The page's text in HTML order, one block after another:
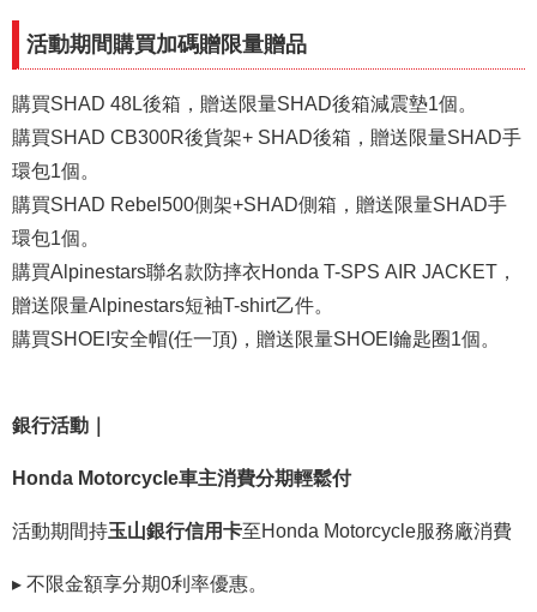
活動期間購買加碼贈限量贈品
購買SHAD 48L後箱，贈送限量SHAD後箱減震墊1個。
購買SHAD CB300R後貨架+ SHAD後箱，贈送限量SHAD手
環包1個。
購買SHAD Rebel500側架+SHAD側箱，贈送限量SHAD手
環包1個。
購買Alpinestars聯名款防摔衣Honda T-SPS AIR JACKET，
贈送限量Alpinestars短袖T-shirt乙件。
購買SHOEI安全帽(任一頂)，贈送限量SHOEI鑰匙圈1個。
銀行活動｜
Honda Motorcycle車主消費分期輕鬆付
活動期間持玉山銀行信用卡至Honda Motorcycle服務廠消費
▸ 不限金額享分期0利率優惠。